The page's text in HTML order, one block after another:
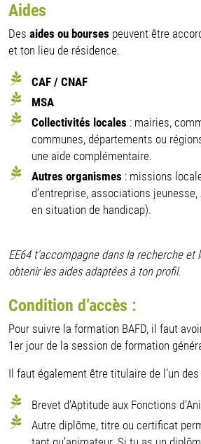
Aides
Des aides ou bourses peuvent être
et ton lieu de résidence.
CAF / CNAF
MSA
Collectivités locales : mairies,
communes, départements ou
une aide complémentaire.
Autres organismes : missions
d’entreprise, associations jeunesse,
en situation de handicap).
EE64 t’accompagne dans la recherche et
obtenir les aides adaptées à ton profil.
Condition d’accès :
Pour suivre la formation BAFD, il faut
1er jour de la session de formation
Il faut également être titulaire de l’un
Brevet d’Aptitude aux Fonctions
Autre diplôme, titre ou certificat